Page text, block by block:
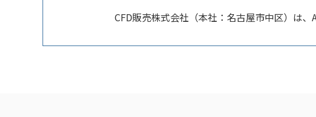
CFD販売株式会社（本社：名古屋市中区）は